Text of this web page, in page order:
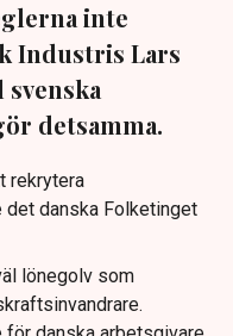
inte
Industris Lars
svenska
detsamma.
rekrytera
danska Folketinget
lönegolv som